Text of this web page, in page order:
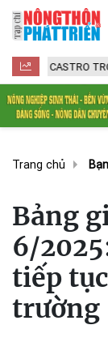
TRONG TRÁI
Trang chủ
Bảng
6/
tiếp
trường